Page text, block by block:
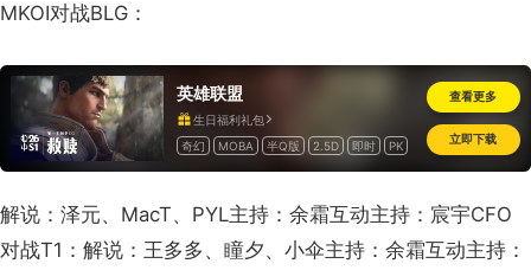
MKOI对战BLG：
英雄联盟
生日福利礼包
奇幻
MOBA 半Q版 2.5D 即时
PK
查看更多
立即下载
解说：泽元、MacT、PYL主持：余霜互动主持：宸宇CFO
对战T1：解说：王多多、瞳夕、小伞主持：余霜互动主持：